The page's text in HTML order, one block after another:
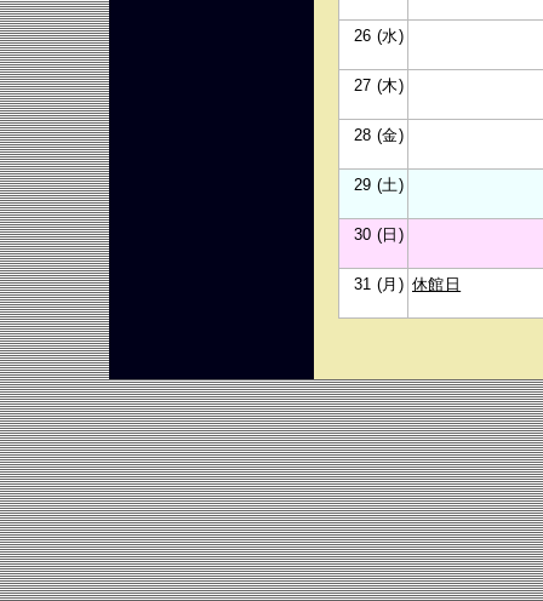
26 (水)
27 (木)
28 (金)
29 (土)
30 (日)
31 (月) 休館日